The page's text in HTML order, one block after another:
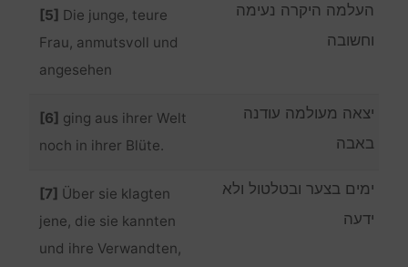
[5] Die junge, teure
Frau, anmutsvoll und
angesehen
העלמה היקרה נעימה
וחשובה
[6] ging aus ihrer Welt
noch in ihrer Blüte.
יצאה מעולמה עודנה
באבה
[7] Über sie klagten
jene, die sie kannten
und ihre Verwandten,
ימים בצער ובטלטול ולא
ידעה